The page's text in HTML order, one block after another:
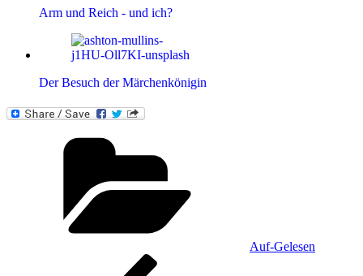
Arm und Reich - und ich?
Der Besuch der Märchenkönigin
Auf-Gelesen
Beitragsnavigation